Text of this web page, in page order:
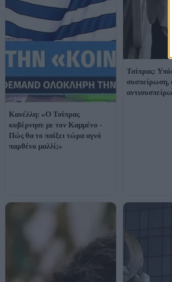
Κανέλλη: «Ο Τσίπρας
κυβέρνησε με τον Καμμένο -
Πώς θα το παίξει τώρα αγνό
παρθένο μαλλί;»
Τσίπρας:
συσπείρωση,